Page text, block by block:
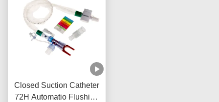
Closed Suction Catheter
72H Automatio Flushing